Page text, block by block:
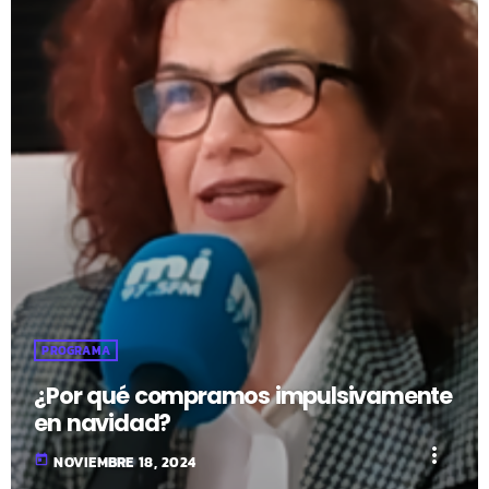
PROGRAMA
¿Por qué compramos impulsivamente
en navidad?
today NOVIEMBRE 18, 2024 more_vert